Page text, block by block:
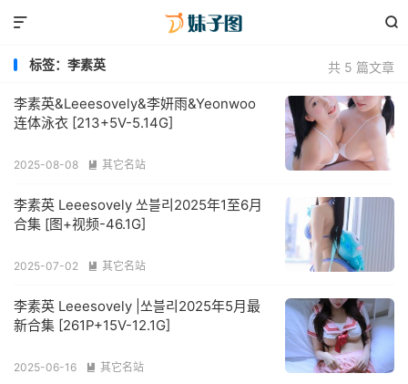


共 5 篇文章
标签：李素英
李素英&Leeesovely&李妍雨&Yeonwoo
连体泳衣 [213+5V-5.14G]
2025-08-08  其它名站
李素英 Leeesovely 쏘블리2025年1至6月
合集 [图+视频-46.1G]
2025-07-02  其它名站
李素英 Leeesovely |쏘블리2025年5月最
新合集 [261P+15V-12.1G]
2025-06-16  其它名站